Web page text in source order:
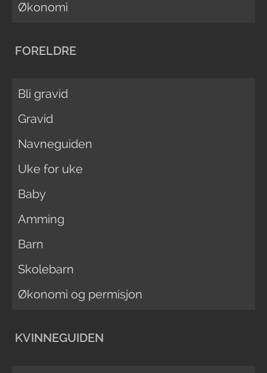
Økonomi
FORELDRE
Bli gravid
Gravid
Navneguiden
Uke for uke
Baby
Amming
Barn
Skolebarn
Økonomi og permisjon
KVINNEGUIDEN